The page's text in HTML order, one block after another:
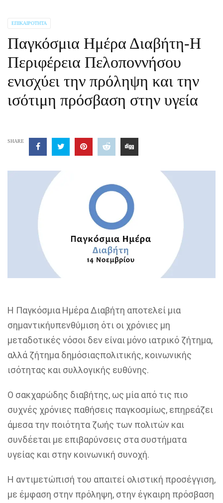
ΕΠΙΚΑΙΡΌΤΗΤΑ
Παγκόσμια Ημέρα Διαβήτη-Η
Περιφέρεια Πελοποννήσου
ενισχύει την πρόληψη και την
ισότιμη πρόσβαση στην υγεία
SHARE
Η Παγκόσµια Ηµέρα Διαβήτη αποτελεί µια
σηµαντικήυπενθύµιση ότι οι χρόνιες µη
µεταδοτικές νόσοι δεν είναι µόνο ιατρικό ζήτηµα,
αλλά ζήτηµα δηµόσιαςπολιτικής, κοινωνικής
ισότητας και συλλογικής ευθύνης.
Ο σακχαρώδης διαβήτης, ως µία από τις πιο
συχνές χρόνιες παθήσεις παγκοσµίως, επηρεάζει
άµεσα την ποιότητα ζωής των πολιτών και
συνδέεται µε επιβαρύνσεις στα συστήµατα
υγείας και στην κοινωνική συνοχή.
Η αντιµετώπισή του απαιτεί ολιστική προσέγγιση,
µε έµφαση στην πρόληψη, στην έγκαιρη πρόσβαση